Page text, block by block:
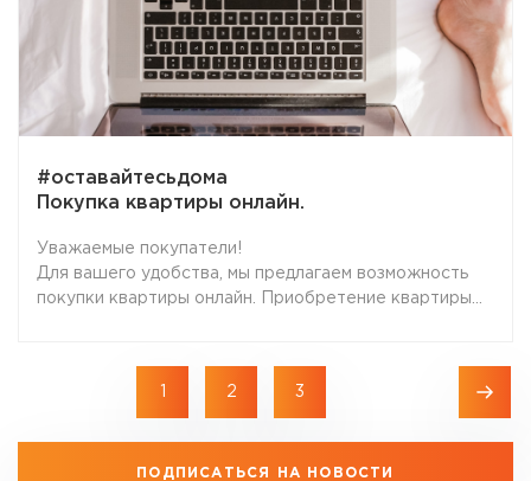
#оставайтесьдома
Покупка квартиры онлайн.
Уважаемые покупатели!
Для вашего удобства, мы предлагаем возможность
покупки квартиры онлайн. Приобретение квартиры
2 3
ПОДПИСАТЬСЯ НА НОВОСТИ